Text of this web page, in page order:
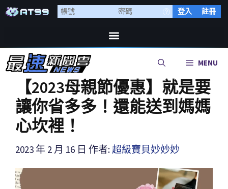
登入 註冊
MENU
【2023母親節優惠】就是要
讓你省多多！還能送到媽媽
心坎裡！
2023 年 2 月 16 日 作者: 超級寶貝妙妙妙